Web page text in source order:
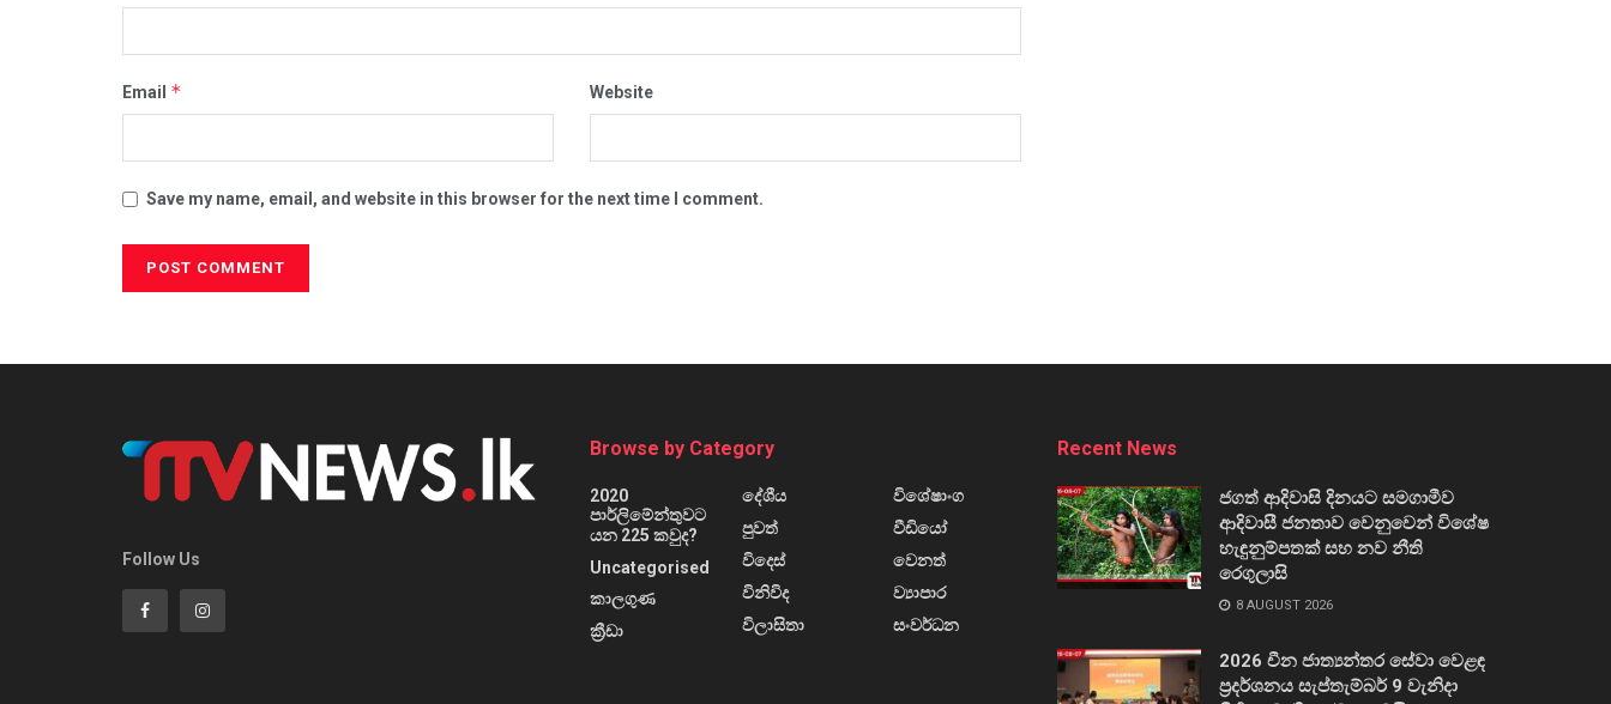
Email * Website
Save my name, email, and website in this browser for the next time I comment.
Follow Us
Browse by Category
2020
පාර්ලිමේන්තුවට
යන 225 කවුද?
Uncategorised
කාලගුණ
ක්‍රීඩා
දේශීය
පුවත්
විදෙස්
විනිවිද
විලාසිතා
විශේෂාංග
වීඩියෝ
වෙනත්
ව්‍යාපාර
සංවර්ධන
Recent News
ජගත් ආදිවාසි දිනයට සමගාමීව
ආදිවාසී ජනතාව වෙනුවෙන් විශේෂ
හැඳුනුම්පතක් සහ නව නීති
රෙගුලාසි
8 AUGUST 2026
2026 චීන ජාත්‍යන්තර සේවා වෙළඳ
ප්‍රදර්ශනය සැප්තැම්බර් 9 වැනිදා